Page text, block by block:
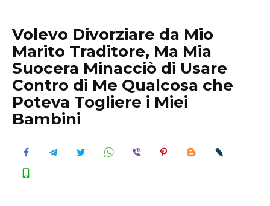
Volevo Divorziare da Mio
Marito Traditore, Ma Mia
Suocera Minacciò di Usare
Contro di Me Qualcosa che
Poteva Togliere i Miei
Bambini